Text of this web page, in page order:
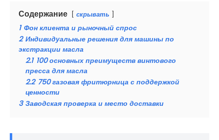
Содержание скрывать
1 Фон клиента и рыночный спрос
2 Индивидуальные решения для машины по
экстракции масла
2.1 100 основных преимуществ винтового
пресса для масла
2.2 750 газовая фритюрница с поддержкой
ценности
3 Заводская проверка и место доставки